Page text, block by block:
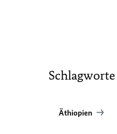
Schlagworte
Äthiopien